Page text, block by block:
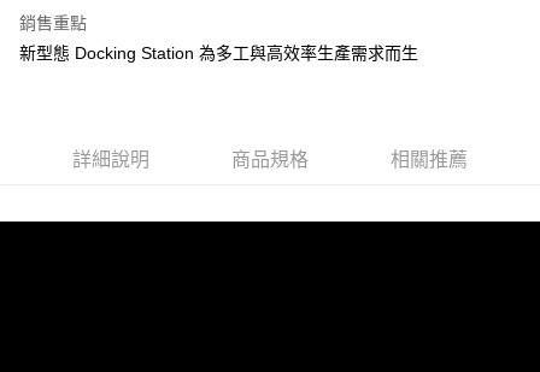
7-11取貨(快速到店)
每筆NT$80，滿NT$490(含以上)免運費
銷售重點
新型態 Docking Station 為多工與高效率生產需求而生
詳細說明 商品規格 相關推薦